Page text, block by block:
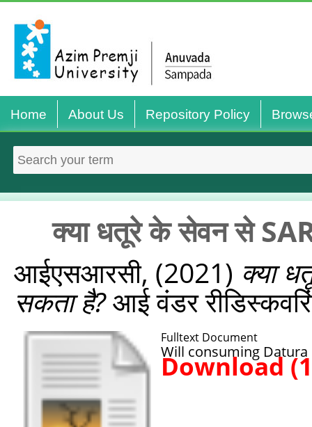
Home About Us Repository Policy
क्या धतूरे के सेवन से
आईएसआरसी, (2021) क्या
सकता है?आई वंडर
Fulltext Document
Will consuming Datura
Download